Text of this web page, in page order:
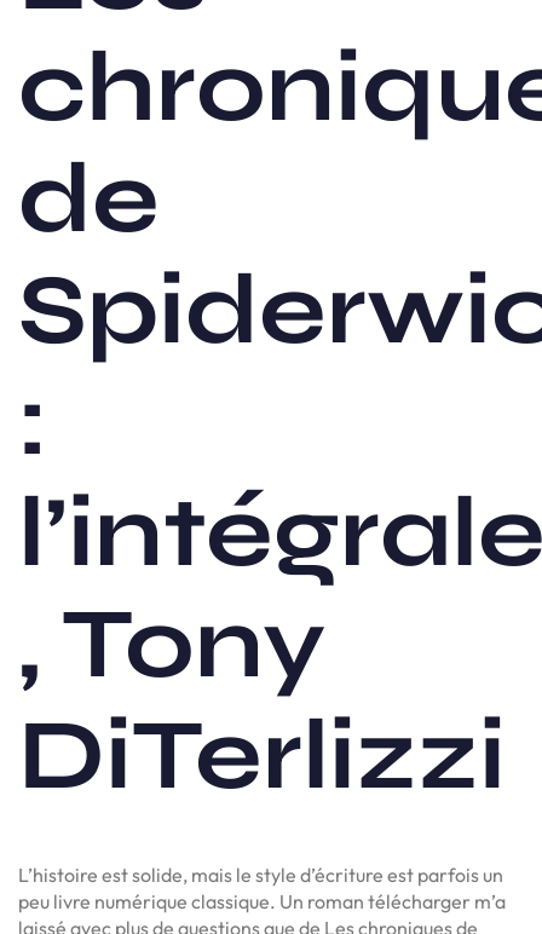
de
:
, Tony
DiTerlizzi
L’histoire est solide, mais le style d’écriture est parfois un
peu livre numérique classique. Un roman télécharger m’a
laissé avec plus de questions que de Les chroniques de